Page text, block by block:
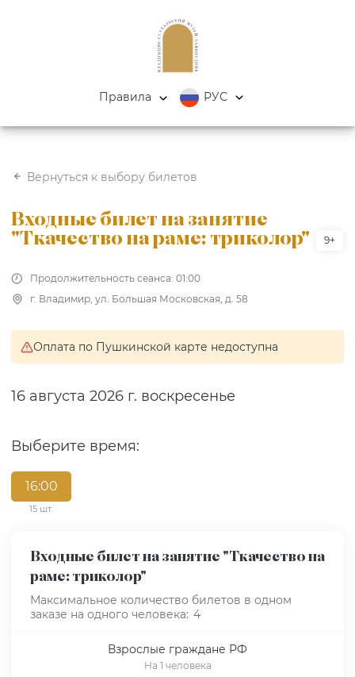
Правила РУС
Вернуться к выбору билетов
Входные билет на занятие
"Ткачество на раме: триколор"
9+
Продолжительность сеанса: 01:00
г. Владимир, ул. Большая Московская, д. 58
Оплата по Пушкинской карте недоступна
16 августа 2026 г. воскресенье
Выберите время:
16:00
15 шт.
Входные билет на занятие "Ткачество на
раме: триколор"
Максимальное количество билетов в одном
заказе на одного человека: 4
Взрослые граждане РФ
На 1 человека